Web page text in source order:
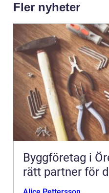
Fler nyheter
Byggföretag i
rätt partner för